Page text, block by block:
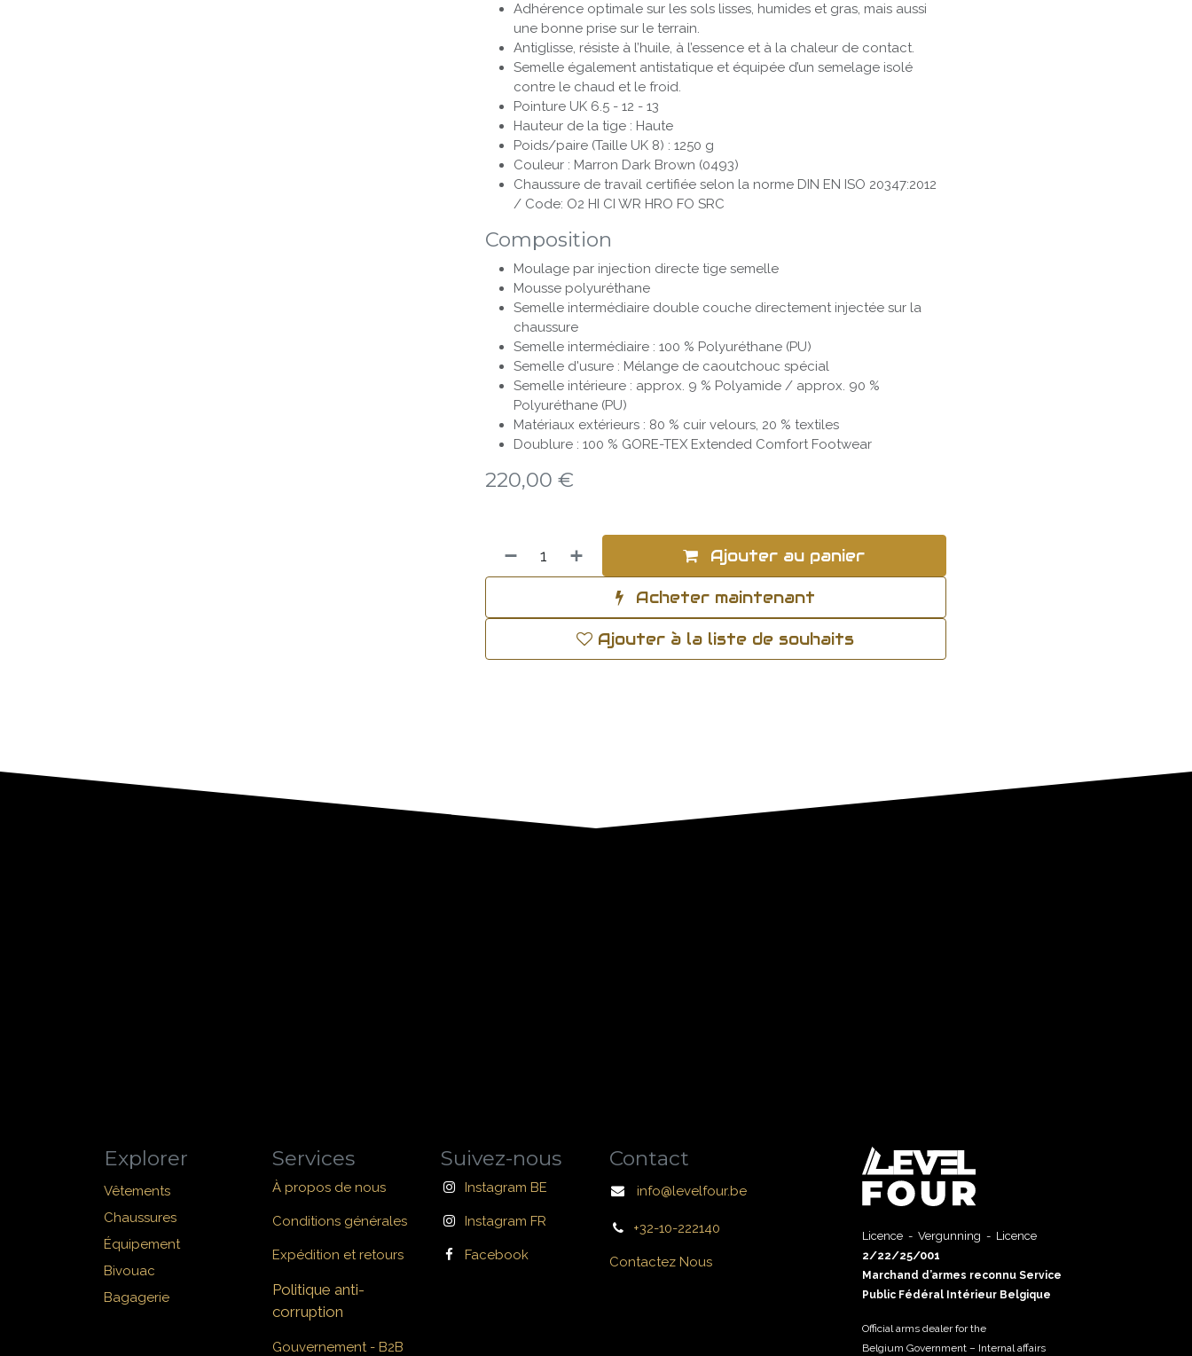
Adhérence optimale sur les sols lisses, humides et gras, mais aussi
une bonne prise sur le terrain.
Anti­glisse, résiste à l’huile, à l’essence et à la chaleur de contact.
Semelle également anti­statique et équipée d’un semelage isolé
contre le chaud et le froid.
Pointure UK 6.5 - 12 - 13
Hauteur de la tige : Haute
Poids/paire (Taille UK 8) : 1250 g
Couleur : Marron Dark Brown (0493)
Chaussure de travail certifiée selon la norme DIN EN ISO 20347:2012
/ Code: O2 HI CI WR HRO FO SRC
Composition
Moulage par injection directe tige semelle
Mousse polyuréthane
Semelle inter­mé­diaire double couche direc­tement injectée sur la
chaussure
Semelle intermédiaire : 100 % Polyuréthane (PU)
Semelle d'usure : Mélange de caoutchouc spécial
Semelle intérieure : approx. 9 % Polyamide / approx. 90 %
Polyuréthane (PU)
Matériaux extérieurs : 80 % cuir velours, 20 % textiles
Doublure : 100 % GORE-TEX Extended Comfort Footwear
220,00 €
Ajouter au panier
Acheter maintenant
Ajouter à la liste de souhaits
Explorer
Vêtements
Chaussures
Équipement
Bivouac
Bagagerie
Services
À propos de nous
Conditions générales
Expédition et retours
Politique anti-
corruption
Gouvernement - B2B
Suivez-nous
Instagram BE
Instagram FR
Facebook
Contact
info@levelfour.be
+32-10-222140
Contactez Nous
Licence - Vergunning - Licence
2/22/25/001
Marchand d’armes reconnu Service
Public Fédéral Intérieur Belgique
Official arms dealer for the
Belgium Government – Internal affairs